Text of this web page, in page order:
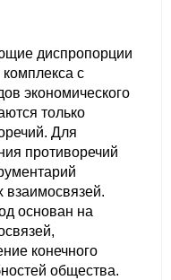
диспропорции
комплекса с
экономического
только
Для
противоречий
взаимосвязей.
основан на
конечного
общества.